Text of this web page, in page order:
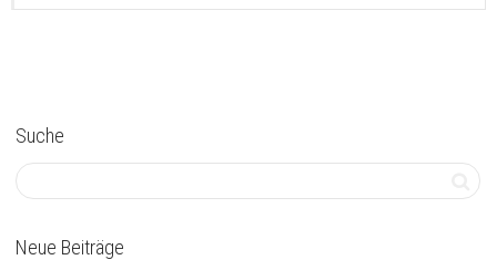
Suche
Neue Beiträge